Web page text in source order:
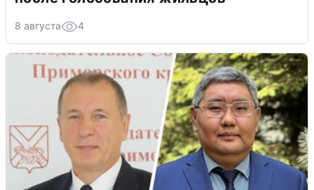
8 августа 4